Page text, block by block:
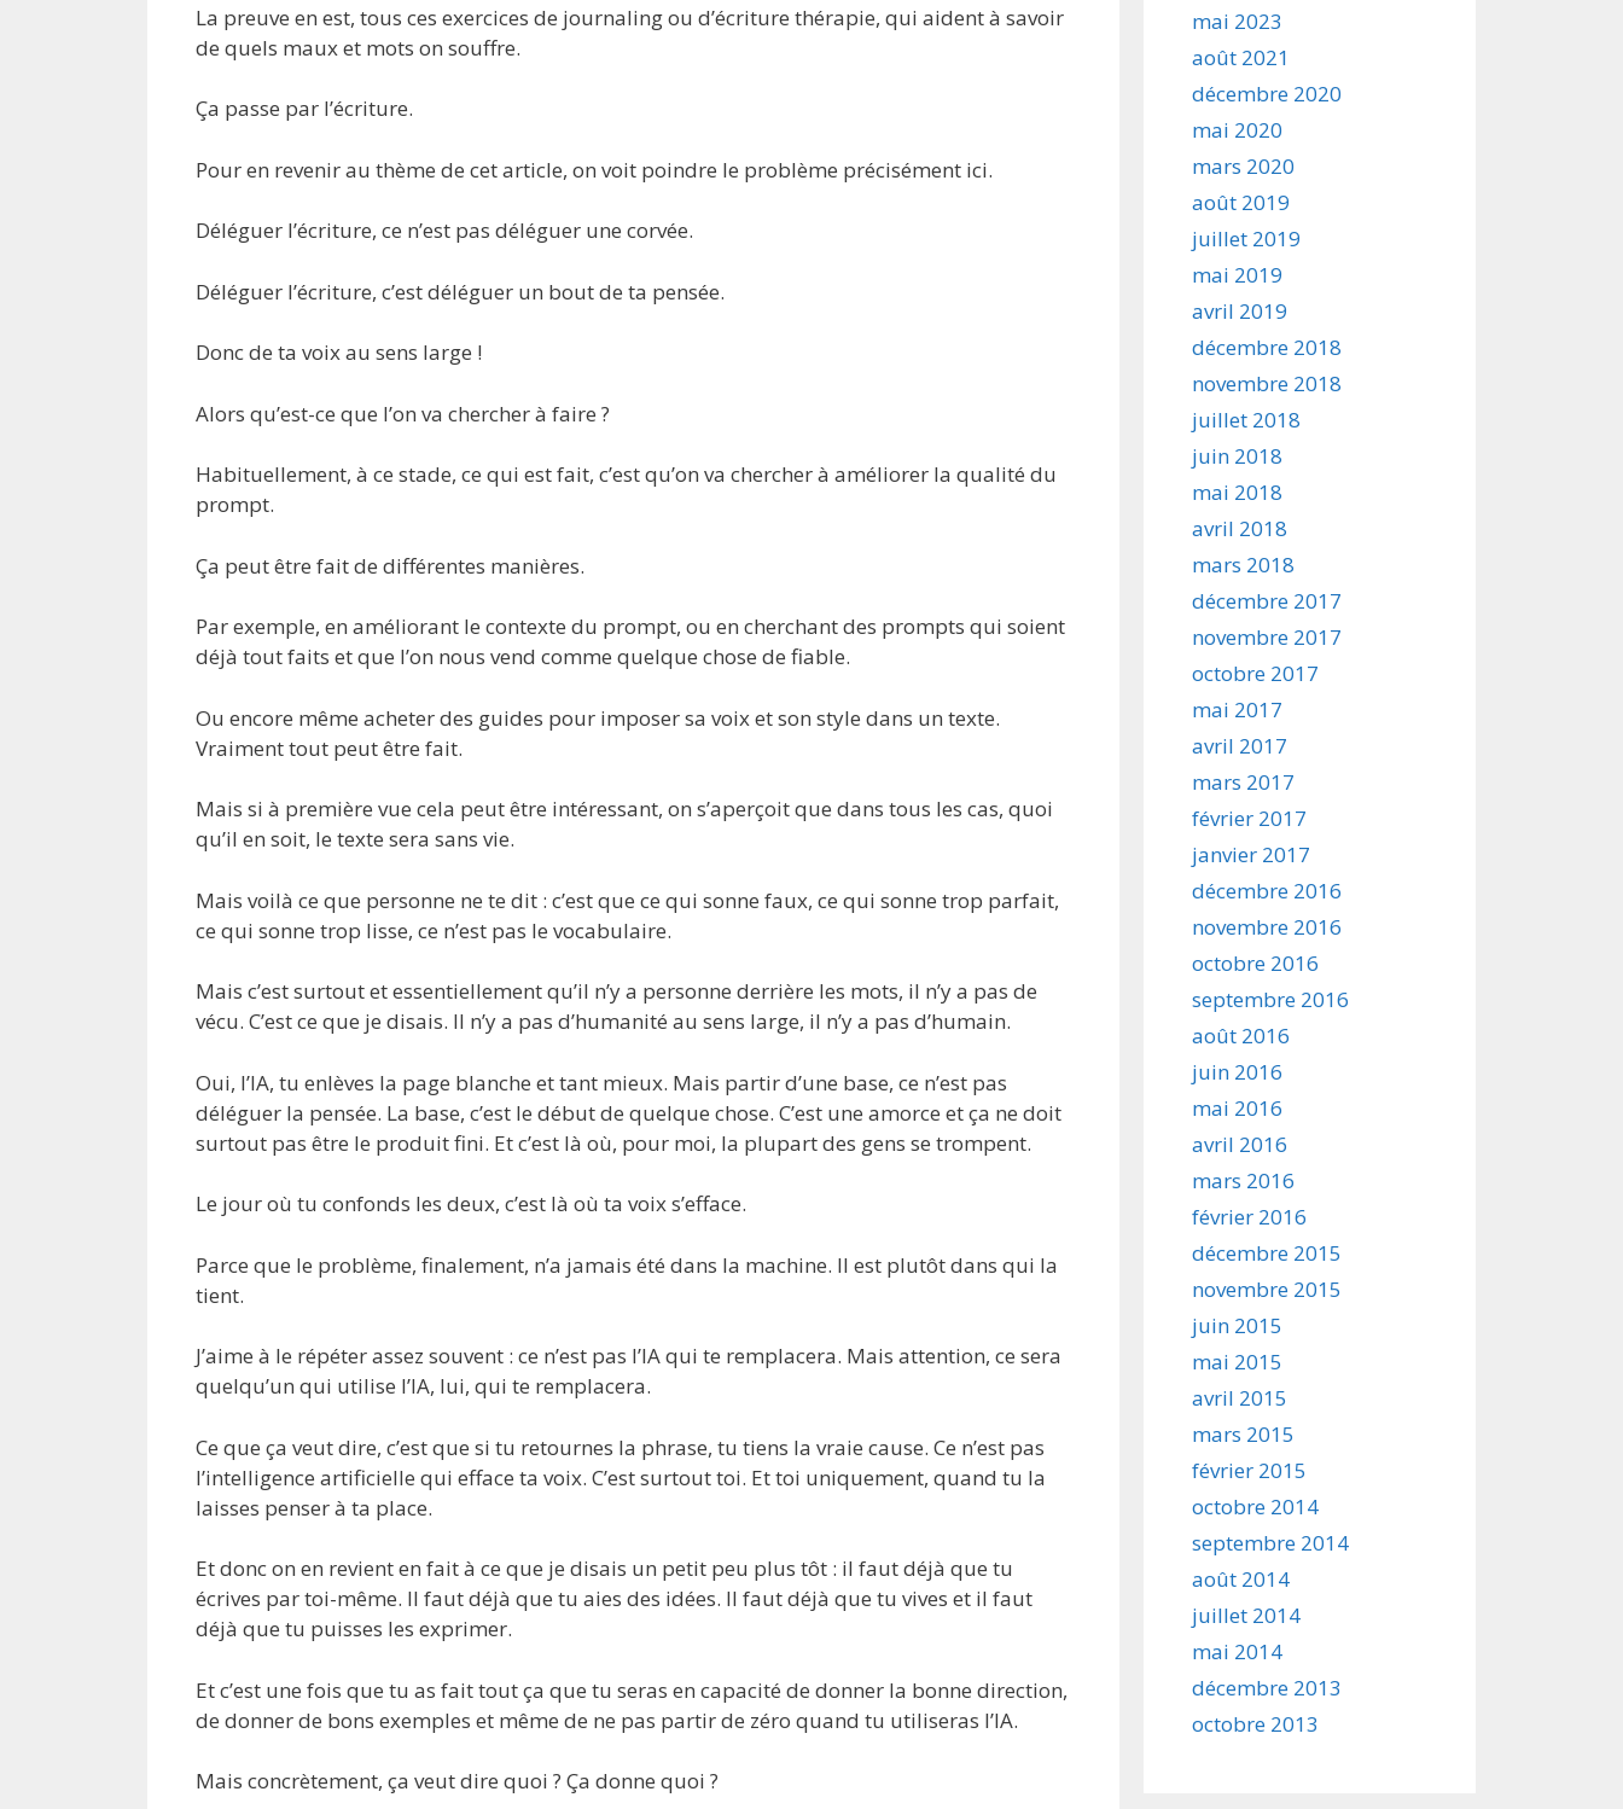
La preuve en est, tous ces exercices de journaling ou d’écriture thérapie, qui aident à savoir
de quels maux et mots on souffre.
Ça passe par l’écriture.
Pour en revenir au thème de cet article, on voit poindre le problème précisément ici.
Déléguer l’écriture, ce n’est pas déléguer une corvée.
Déléguer l’écriture, c’est déléguer un bout de ta pensée.
Donc de ta voix au sens large !
Alors qu’est-ce que l’on va chercher à faire ?
Habituellement, à ce stade, ce qui est fait, c’est qu’on va chercher à améliorer la qualité du
prompt.
Ça peut être fait de différentes manières.
Par exemple, en améliorant le contexte du prompt, ou en cherchant des prompts qui soient
déjà tout faits et que l’on nous vend comme quelque chose de fiable.
Ou encore même acheter des guides pour imposer sa voix et son style dans un texte.
Vraiment tout peut être fait.
Mais si à première vue cela peut être intéressant, on s’aperçoit que dans tous les cas, quoi
qu’il en soit, le texte sera sans vie.
Mais voilà ce que personne ne te dit : c’est que ce qui sonne faux, ce qui sonne trop parfait,
ce qui sonne trop lisse, ce n’est pas le vocabulaire.
Mais c’est surtout et essentiellement qu’il n’y a personne derrière les mots, il n’y a pas de
vécu. C’est ce que je disais. Il n’y a pas d’humanité au sens large, il n’y a pas d’humain.
Oui, l’IA, tu enlèves la page blanche et tant mieux. Mais partir d’une base, ce n’est pas
déléguer la pensée. La base, c’est le début de quelque chose. C’est une amorce et ça ne doit
surtout pas être le produit fini. Et c’est là où, pour moi, la plupart des gens se trompent.
Le jour où tu confonds les deux, c’est là où ta voix s’efface.
Parce que le problème, finalement, n’a jamais été dans la machine. Il est plutôt dans qui la
tient.
J’aime à le répéter assez souvent : ce n’est pas l’IA qui te remplacera. Mais attention, ce sera
quelqu’un qui utilise l’IA, lui, qui te remplacera.
Ce que ça veut dire, c’est que si tu retournes la phrase, tu tiens la vraie cause. Ce n’est pas
l’intelligence artificielle qui efface ta voix. C’est surtout toi. Et toi uniquement, quand tu la
laisses penser à ta place.
Et donc on en revient en fait à ce que je disais un petit peu plus tôt : il faut déjà que tu
écrives par toi-même. Il faut déjà que tu aies des idées. Il faut déjà que tu vives et il faut
déjà que tu puisses les exprimer.
Et c’est une fois que tu as fait tout ça que tu seras en capacité de donner la bonne direction,
de donner de bons exemples et même de ne pas partir de zéro quand tu utiliseras l’IA.
Mais concrètement, ça veut dire quoi ? Ça donne quoi ?
mai 2023
août 2021
décembre 2020
mai 2020
mars 2020
août 2019
juillet 2019
mai 2019
avril 2019
décembre 2018
novembre 2018
juillet 2018
juin 2018
mai 2018
avril 2018
mars 2018
décembre 2017
novembre 2017
octobre 2017
mai 2017
avril 2017
mars 2017
février 2017
janvier 2017
décembre 2016
novembre 2016
octobre 2016
septembre 2016
août 2016
juin 2016
mai 2016
avril 2016
mars 2016
février 2016
décembre 2015
novembre 2015
juin 2015
mai 2015
avril 2015
mars 2015
février 2015
octobre 2014
septembre 2014
août 2014
juillet 2014
mai 2014
décembre 2013
octobre 2013